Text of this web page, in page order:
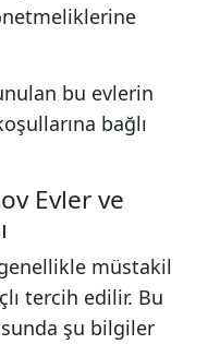
bu evlerin
bağlı
Evler ve
müstakil
tercih edilir. Bu
şu bilgiler